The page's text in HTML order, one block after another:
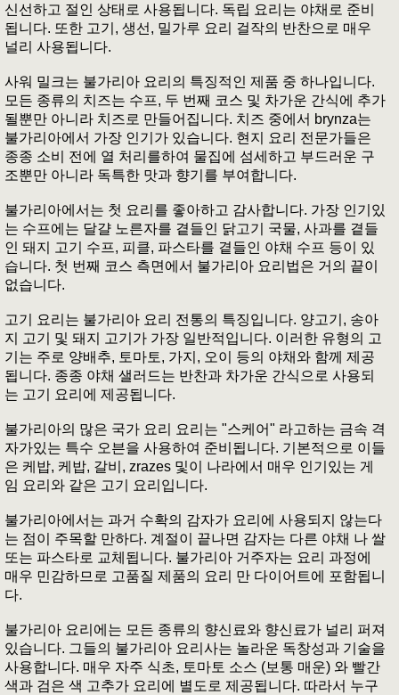
신선하고 절인 상태로 사용됩니다. 독립 요리는 야채로 준비
됩니다. 또한 고기, 생선, 밀가루 요리 걸작의 반찬으로 매우
널리 사용됩니다.
사워 밀크는 불가리아 요리의 특징적인 제품 중 하나입니다.
모든 종류의 치즈는 수프, 두 번째 코스 및 차가운 간식에 추가
될뿐만 아니라 치즈로 만들어집니다. 치즈 중에서 brynza는
불가리아에서 가장 인기가 있습니다. 현지 요리 전문가들은
종종 소비 전에 열 처리를하여 물집에 섬세하고 부드러운 구
조뿐만 아니라 독특한 맛과 향기를 부여합니다.
불가리아에서는 첫 요리를 좋아하고 감사합니다. 가장 인기있
는 수프에는 달걀 노른자를 곁들인 닭고기 국물, 사과를 곁들
인 돼지 고기 수프, 피클, 파스타를 곁들인 야채 수프 등이 있
습니다. 첫 번째 코스 측면에서 불가리아 요리법은 거의 끝이
없습니다.
고기 요리는 불가리아 요리 전통의 특징입니다. 양고기, 송아
지 고기 및 돼지 고기가 가장 일반적입니다. 이러한 유형의 고
기는 주로 양배추, 토마토, 가지, 오이 등의 야채와 함께 제공
됩니다. 종종 야채 샐러드는 반찬과 차가운 간식으로 사용되
는 고기 요리에 제공됩니다.
불가리아의 많은 국가 요리 요리는 "스케어" 라고하는 금속 격
자가있는 특수 오븐을 사용하여 준비됩니다. 기본적으로 이들
은 케밥, 케밥, 갈비, zrazes 및이 나라에서 매우 인기있는 게
임 요리와 같은 고기 요리입니다.
불가리아에서는 과거 수확의 감자가 요리에 사용되지 않는다
는 점이 주목할 만하다. 계절이 끝나면 감자는 다른 야채 나 쌀
또는 파스타로 교체됩니다. 불가리아 거주자는 요리 과정에
매우 민감하므로 고품질 제품의 요리 만 다이어트에 포함됩니
다.
불가리아 요리에는 모든 종류의 향신료와 향신료가 널리 퍼져
있습니다. 그들의 불가리아 요리사는 놀라운 독창성과 기술을
사용합니다. 매우 자주 식초, 토마토 소스 (보통 매운) 와 빨간
색과 검은 색 고추가 요리에 별도로 제공됩니다. 따라서 누구